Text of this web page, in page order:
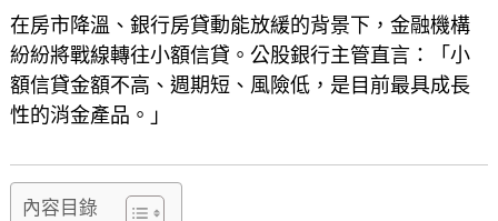
在房市降溫、銀行房貸動能放緩的背景下，金融機構
紛紛將戰線轉往小額信貸。公股銀行主管直言：「小
額信貸金額不高、週期短、風險低，是目前最具成長
性的消金產品。」
內容目錄